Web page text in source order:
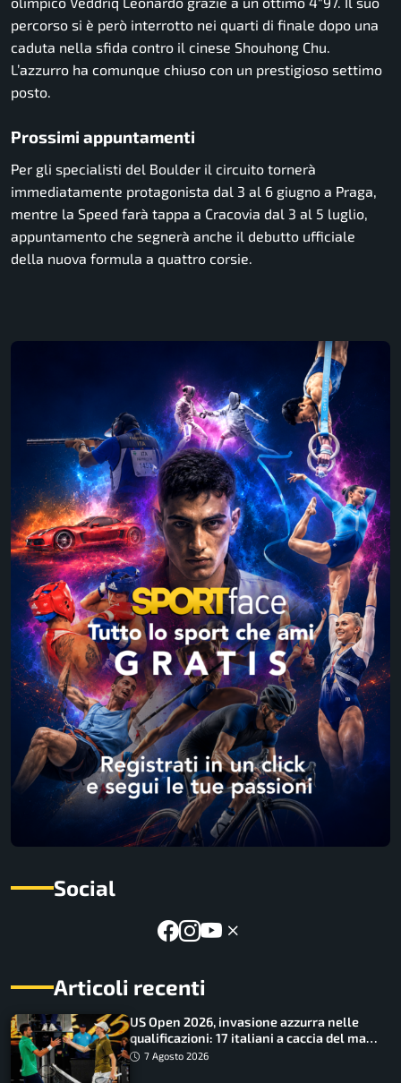
percorso si è però interrotto nei quarti di finale dopo una
caduta nella sfida contro il cinese Shouhong Chu.
L’azzurro ha comunque chiuso con un prestigioso settimo
posto.
Prossimi appuntamenti
Per gli specialisti del Boulder il circuito tornerà
immediatamente protagonista dal 3 al 6 giugno a Praga,
mentre la Speed farà tappa a Cracovia dal 3 al 5 luglio,
appuntamento che segnerà anche il debutto ufficiale
della nuova formula a quattro corsie.
Social
Articoli recenti
US Open 2026, invasione azzurra nelle
qualificazioni: 17 italiani a caccia del main
draw7 Agosto 2026